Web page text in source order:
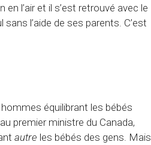
l’air et il s’est retrouvé avec le
l’aide de ses parents. C’est
équilibrant les bébés
premier ministre du Canada,
autre les bébés des gens. Mais